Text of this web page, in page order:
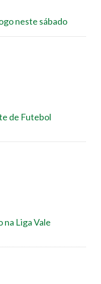
neste sábado
de Futebol
na Liga Vale